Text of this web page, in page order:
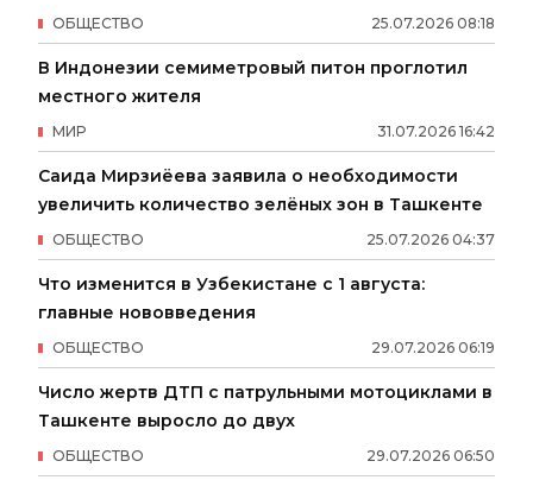
25.07.2026 08:18
ОБЩЕСТВО
В Индонезии семиметровый питон проглотил
местного жителя
31.07.2026 16:42
МИР
Саида Мирзиёева заявила о необходимости
увеличить количество зелёных зон в Ташкенте
25.07.2026 04:37
ОБЩЕСТВО
Что изменится в Узбекистане с 1 августа:
главные нововведения
29.07.2026 06:19
ОБЩЕСТВО
Число жертв ДТП с патрульными мотоциклами в
Ташкенте выросло до двух
29.07.2026 06:50
ОБЩЕСТВО